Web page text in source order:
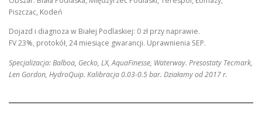
Piszczac, Kodeń
Dojazd i diagnoza w Białej Podlaskiej: 0 zł przy naprawie.
FV 23%, protokół, 24 miesiące gwarancji. Uprawnienia SEP.
Specjalizacja: Balboa, Gecko, LX, AquaFinesse, Waterway. Presostaty Tecmark,
Len Gordon, HydroQuip. Kalibracja 0.03-0.5 bar. Działamy od 2017 r.